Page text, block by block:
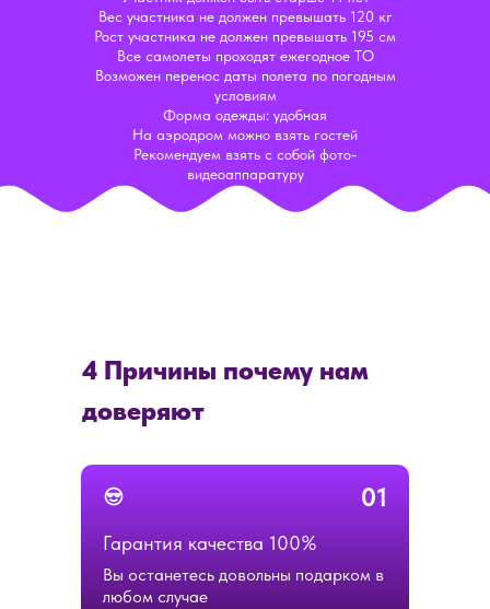
Вес участника не должен превышать 120 кг
Рост участника не должен превышать 195 см
Все самолеты проходят ежегодное ТО
Возможен перенос даты полета по погодным
условиям
Форма одежды: удобная
На аэродром можно взять гостей
Рекомендуем взять с собой фото-
видеоаппаратуру
4 Причины почему нам
доверяют
01
Вы останетесь довольны подарком в
любом случае
Гарантия качества 100%